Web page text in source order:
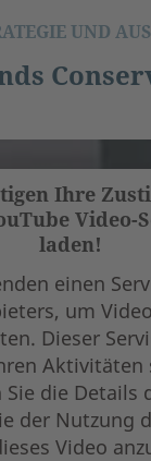
UND
Ihre
Video-
laden!
einen
um
Dieser
Aktivitäten
Sie die Details
der Nutzung
Video